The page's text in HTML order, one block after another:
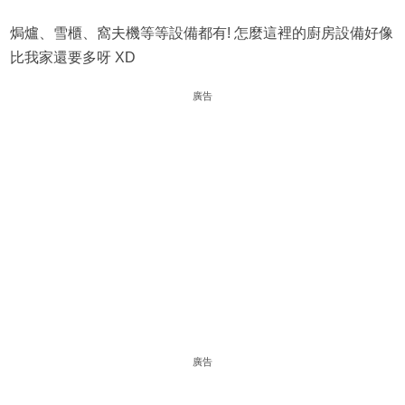
焗爐、雪櫃、窩夫機等等設備都有! 怎麼這裡的廚房設備好像
比我家還要多呀 XD
廣告
廣告